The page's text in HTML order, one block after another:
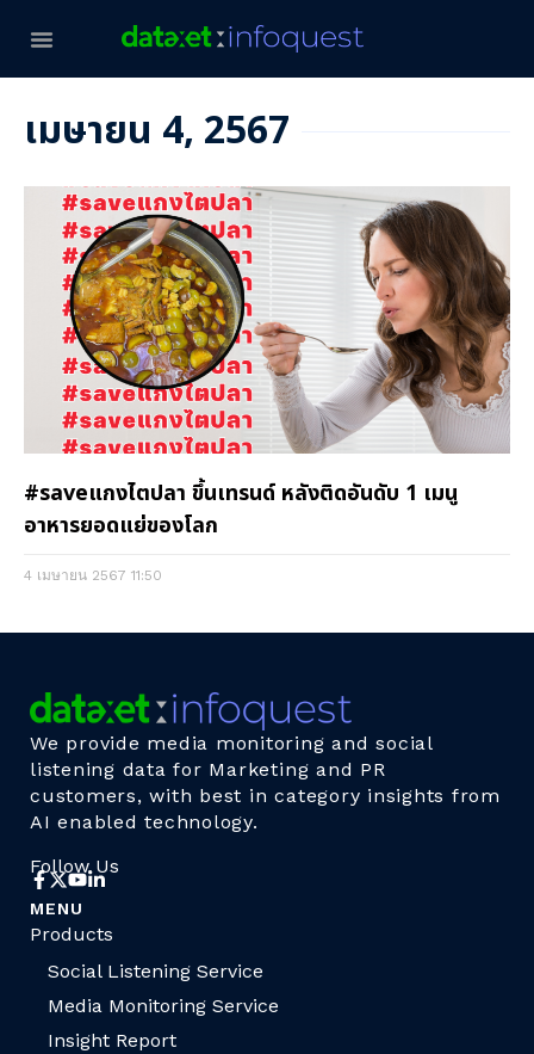
เมษายน 4, 2567
#saveแกงไตปลา ขึ้นเทรนด์ หลังติดอันดับ 1 เมนู
อาหารยอดแย่ของโลก
4 เมษายน 2567 11:50
We provide media monitoring and social
listening data for Marketing and PR
customers, with best in category insights from
AI enabled technology.
Follow Us
MENU
Products
Social Listening Service
Media Monitoring Service
Insight Report